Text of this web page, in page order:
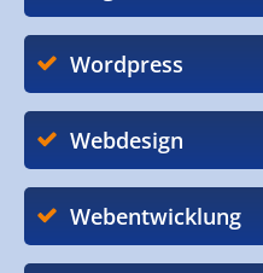
Wordpress
Webdesign
Webentwicklung